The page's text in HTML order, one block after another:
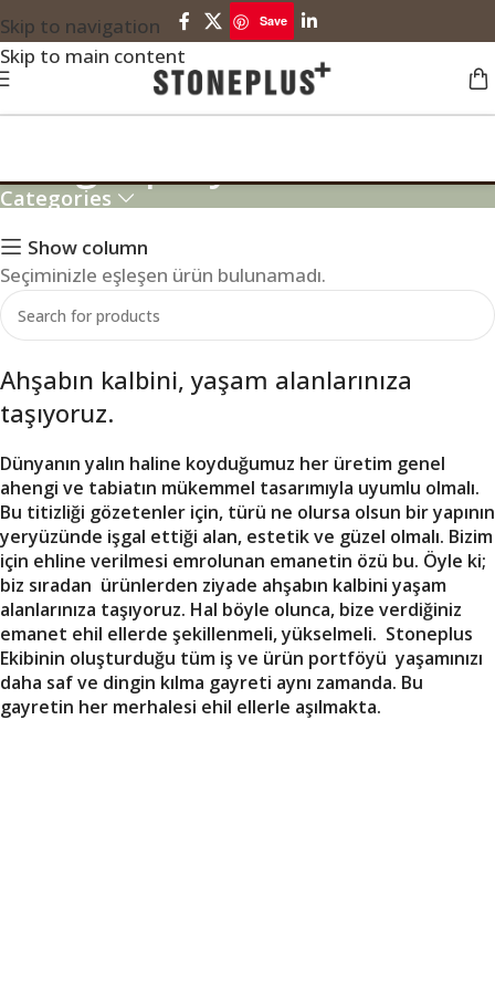
Skip to navigation
Skip to main content
Save
Categories
Show column
Seçiminizle eşleşen ürün bulunamadı.
Ahşabın kalbini, yaşam alanlarınıza
taşıyoruz.
Dünyanın yalın haline koyduğumuz her üretim genel
ahengi ve tabiatın mükemmel tasarımıyla uyumlu olmalı.
Bu titizliği gözetenler için, türü ne olursa olsun bir yapının
yeryüzünde işgal ettiği alan, estetik ve güzel olmalı. Bizim
için ehline verilmesi emrolunan emanetin özü bu. Öyle ki;
biz sıradan ürünlerden ziyade ahşabın kalbini yaşam
alanlarınıza taşıyoruz. Hal böyle olunca, bize verdiğiniz
emanet ehil ellerde şekillenmeli, yükselmeli. Stoneplus
Ekibinin oluşturduğu tüm iş ve ürün portföyü yaşamınızı
daha saf ve dingin kılma gayreti aynı zamanda. Bu
gayretin her merhalesi ehil ellerle aşılmakta.